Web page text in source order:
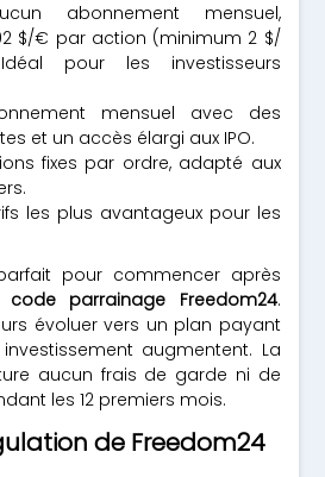
abonnement mensuel,
$/€ par action (minimum 2 $/
pour les investisseurs
mensuel avec des
et un accès élargi aux IPO.
fixes par ordre, adapté aux
les plus avantageux pour les
pour commencer après
code parrainage Freedom24.
évoluer vers un plan payant
augmentent. La
aucun frais de garde ni de
les 12 premiers mois.
de Freedom24